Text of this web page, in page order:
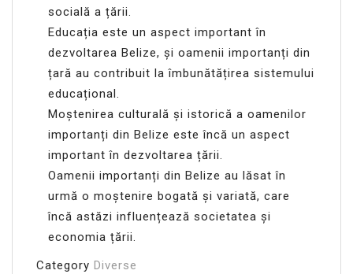
socială a țării.
Educația este un aspect important în
dezvoltarea Belize, și oamenii importanți din
țară au contribuit la îmbunătățirea sistemului
educațional.
Moștenirea culturală și istorică a oamenilor
importanți din Belize este încă un aspect
important în dezvoltarea țării.
Oamenii importanți din Belize au lăsat în
urmă o moștenire bogată și variată, care
încă astăzi influențează societatea și
economia țării.
Category Diverse